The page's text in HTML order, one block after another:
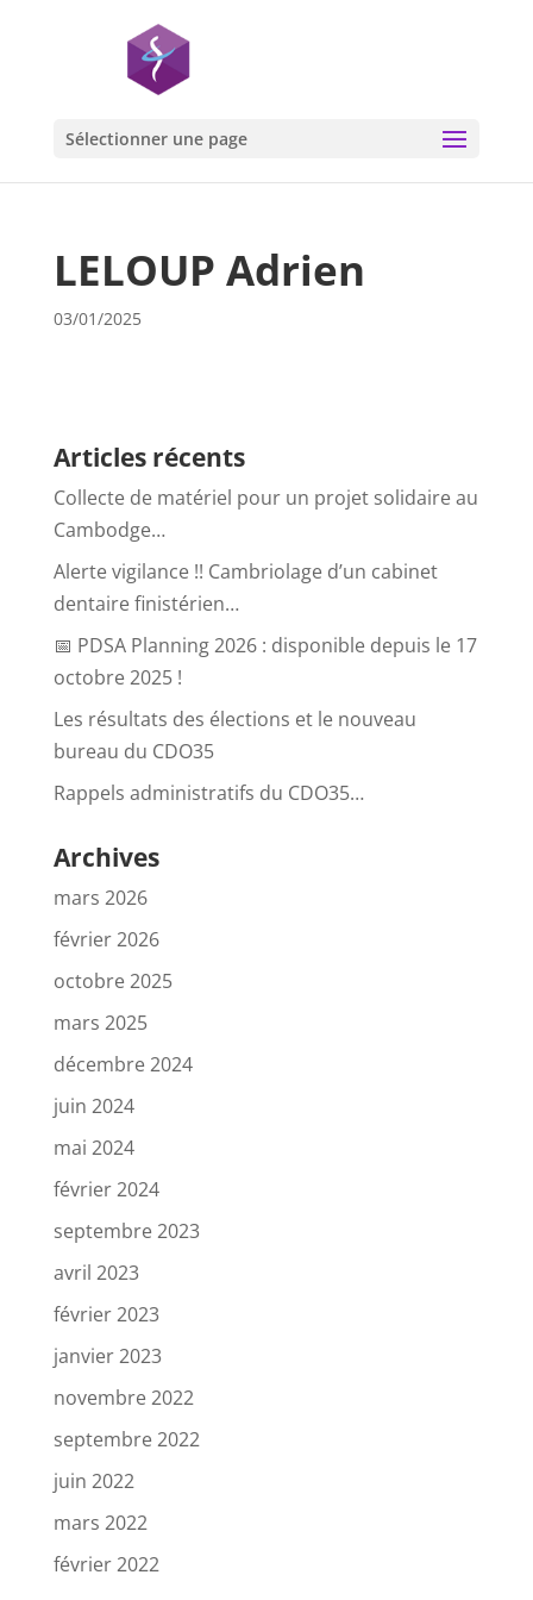
Sélectionner une page
LELOUP Adrien
03/01/2025
Articles récents
Collecte de matériel pour un projet solidaire au
Cambodge…
Alerte vigilance !! Cambriolage d’un cabinet
dentaire finistérien…
📅 PDSA Planning 2026 : disponible depuis le 17
octobre 2025 !
Les résultats des élections et le nouveau
bureau du CDO35
Rappels administratifs du CDO35…
Archives
mars 2026
février 2026
octobre 2025
mars 2025
décembre 2024
juin 2024
mai 2024
février 2024
septembre 2023
avril 2023
février 2023
janvier 2023
novembre 2022
septembre 2022
juin 2022
mars 2022
février 2022